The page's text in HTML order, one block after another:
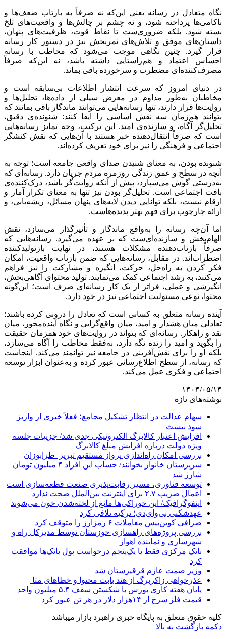
نگاه متعادل در رسانه یعنی این‌که نه صرفاً به بازتاب ضعف‌ها و
ناکامی‌ها پرداخته شود، و نه چشم بر چالش‌ها و واقعیت‌های تلخ
بسته شود. بلکه ضروری‌ست تا نقاط قوت، ظرفیت‌های پنهان،
داستان‌های موفق و تلاش‌های ثمربخش نیز در دستور کار رسانه
قرار گیرد. چنین نگاهی موجب می‌شود که مخاطب با رسانه
احساس اعتماد و هم‌راستایی داشته باشد، نه این‌که صرفاً
مصرف‌کننده‌ای مضطرب و سرخورده باقی بماند.
در دنیای امروز که سرعت انتشار اطلاعات بی‌سابقه است و
مخاطبان به‌طور مداوم در معرض سیلی از داده‌ها، تحلیل‌ها و
روایت‌ها قرار دارند، تنها رسانه‌هایی می‌توانند ماندگار باقی بمانند که
بتوانند هم‌زمان سه نقش اساسی را ایفا کنند: شنونده‌ی دقیق،
تحلیل‌گر آگاه، و سازنده‌ی امید. این ترکیب، وجه تمایز رسانه‌هایی
است که صرفاً انتقال‌دهنده خبر هستند با آن‌هایی که نقش کنشگر
اجتماعی و فرهنگی را نیز برای خود تعریف کرده‌اند.
شنونده بودن، به معنای شنیدن صدای واقعی جامعه است؛ توجه به
آنچه در سطح و عمق زندگی روزمره مردم جریان دارد. رسانه‌ای که
به‌درستی گوش می‌سپارد، پیش از آنکه روایت‌گر باشد، درک‌کننده‌ی
بافت اجتماعی است. تحلیل‌گر بودن نیز تنها به معنای تکرار آمار و
ارقام نیست، بلکه توانایی دیدن لایه‌های پنهان مسائل، ریشه‌یابی، و
ارائه چارچوب برای فهم بهتر پدیده‌هاست.
اما آن‌چه رسانه را به‌واقع ماندگار و تأثیرگذار می‌سازد، نقش
الهام‌بخش و سازنده‌ای‌ست که بر عهده می‌گیرد. رسانه‌هایی که
صرفاً بازتاب‌دهنده مشکلات هستند، در نهایت بازتولیدکننده
اضطراب‌اند. در مقابل، رسانه‌هایی که ضمن بازتاب واقعیت، امکان
فکر کردن به راه‌حل، حرکت، انگیزه و مشارکت را نیز فراهم
می‌کنند، به رشد اجتماعی کمک می‌نمایند. تولید محتوای آگاهی‌بخش،
انگیزشی و عملی، فراتر از یک کار رسانه‌ای صرف است؛ این‌گونه
محتوا، نوعی مسئولیت اجتماعی نیز در خود دارد.
آینده رسانه متعلق به کسانی است که تعادل را درونی کرده باشند؛
تعادلی میان هشدار و امید، میان واقع‌گرایی و نگاه آینده‌محور، میان
نقد و راهکار. رسانه‌ای که بتواند در روایت‌های خود همزمان حقیقت
را بگوید و امید را زنده نگه دارد، نه‌فقط مخاطب را آگاه می‌سازد،
بلکه او را برای نقش‌آفرینی در جامعه نیز توانمند می‌کند. اینجاست
که رسانه، از سطح اطلاع‌رسانی عبور کرده و به‌عنوان ابزار توسعه
اجتماعی و فکری عمل می‌کند.
۱۴۰۴/۰۵/۱۴
نوشته‌های تازه
سهام عدالت در انتظار تشکیل مجامع؛ فعلاً خبری از واریز
سود نیست
افزایش اعتبار کالابرگ الکترونیکی جدی شد/ جزییات جلسه
ویژه دولت درباره افزایش مبلغ کالابرگ
بررسی امکان راه‌اندازی پرواز مستقیم تبریز–طرابوزان
سرپرستان خانوار بخوانند/ حساب این افراد ۴ میلیون تومان
شارژ شد
توسعه فناوری، مسیر رقابت‌پذیری صنعت قطعه‌سازی است
اعمال ضریب ۲.۷ برای اینترنت بین‌الملل صحت ندارد
اینفوگرافیک/ این خوراکی‌ها مانع از لخته‌شدن خون می‌شوند
عهدشکنی بی‌وای‌دی؛ ترکیه تلافی کرد
صرافی کوین‌بیس معاملات ۶ رمزارز را متوقف کرد
بررسی پروژه‌های راهسازی خوزستان توسط مدیرکل راه و
شهرسازی و نماینده اهواز
بانک مرکزی فقط با یک‌‎پنجم درخواست پول بانک‌ها موافقت
کرد
وزیر صمت عازم قرقیزستان شد
عذرخواهی زاکربرگ از هند بابت محتوا و خطاهای متا
پایان هفته کاری بورس با شکستن سقف ۵.۴ میلیون واحد
قیمت فلز سرخ از ۱۴هزار دلار در هر تن عبور کرد
کلیه حقوق متعلق به پایگاه خبری راهبرد بازار میباشد
دکمه بازگشت به بالا